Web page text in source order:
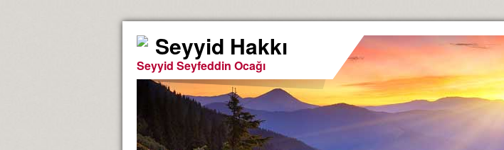
Seyyid Hakkı
Seyyid Seyfeddin Ocağı